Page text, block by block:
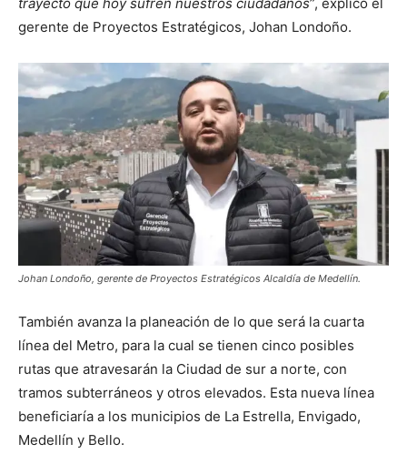
gerente de Proyectos Estratégicos, Johan Londoño.
Johan Londoño, gerente de Proyectos Estratégicos Alcaldía de Medellín.
También avanza la planeación de lo que será la cuarta
línea del Metro, para la cual se tienen cinco posibles
rutas que atravesarán la Ciudad de sur a norte, con
tramos subterráneos y otros elevados. Esta nueva línea
beneficiaría a los municipios de La Estrella, Envigado,
Medellín y Bello.